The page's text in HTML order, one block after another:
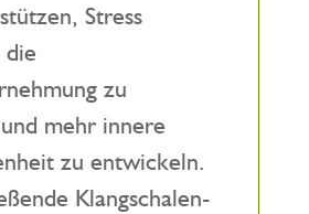
Stress
die
zu
mehr innere
zu entwickeln.
Klangschalen-